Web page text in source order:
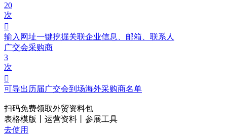
20
次

输入网址一键挖掘关联企业信息、邮箱、联系人
广交会采购商
3
次

可导出历届广交会到场海外采购商名单
扫码免费领取外贸资料包
表格模版丨运营资料丨参展工具
去使用